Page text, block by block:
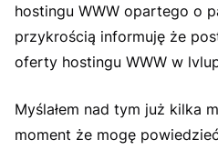
hostingu WWW opartego o
przykrością informuję że
oferty hostingu WWW w
Myślałem nad tym już kilka
moment że mogę